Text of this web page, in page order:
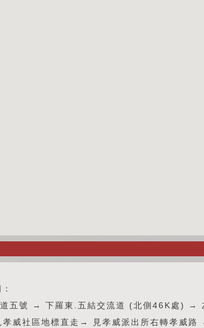
五號 → 下羅東.五結交流道 (北側46K處) →
威社區地標直走→ 見孝威派出所右轉孝威路